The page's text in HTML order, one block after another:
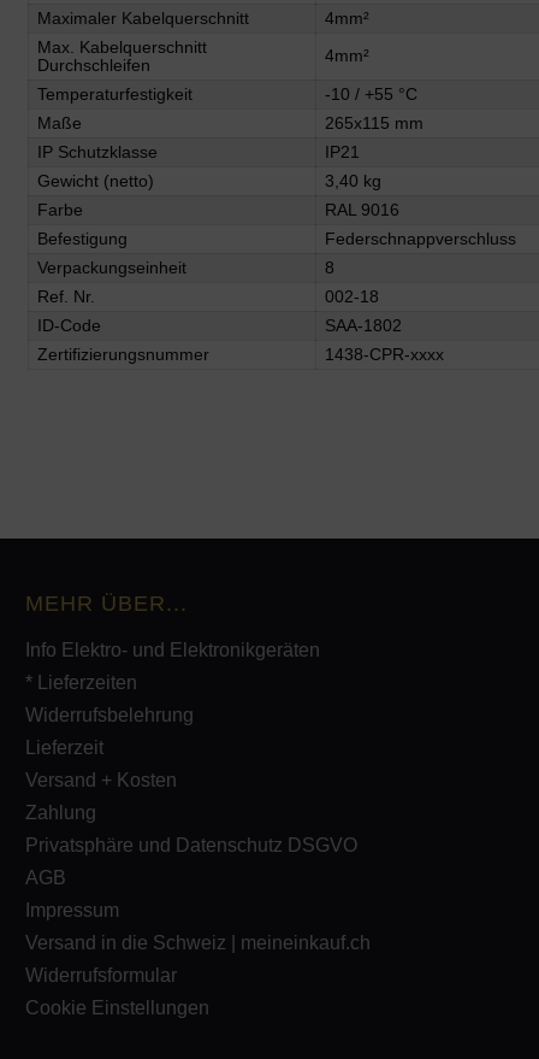
Maximaler Kabelquerschnitt
4mm²
Max. Kabelquerschnitt
Durchschleifen
4mm²
Temperaturfestigkeit
-10 / +55 °C
Maße
265x115 mm
IP Schutzklasse
IP21
Gewicht (netto)
3,40 kg
Farbe
RAL 9016
Befestigung
Federschnappverschluss
Verpackungseinheit
8
Ref. Nr.
002-18
ID-Code
SAA-1802
Zertifizierungsnummer
1438-CPR-xxxx
MEHR ÜBER...
Info Elektro- und Elektronikgeräten
* Lieferzeiten
Widerrufsbelehrung
Lieferzeit
Versand + Kosten
Zahlung
Privatsphäre und Datenschutz DSGVO
AGB
Impressum
Versand in die Schweiz | meineinkauf.ch
Widerrufsformular
Cookie Einstellungen